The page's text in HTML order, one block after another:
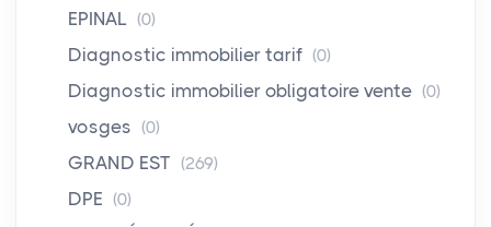
EPINAL (0)
Diagnostic immobilier tarif (0)
Diagnostic immobilier obligatoire vente (0)
vosges (0)
GRAND EST (269)
DPE (0)